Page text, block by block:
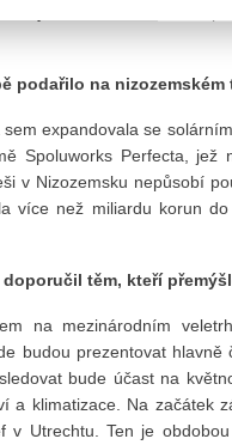
vývozcem zemědělské
podařilo na nizozemském
expandovala se
Spoluworks Perfecta,
v Nizozemsku nepůsobí
více než miliardu korun
těm, kteří
na mezinárodním
budou prezentovat hlavně
bude účast na
a klimatizace. Na začátek
v Utrechtu. Ten je